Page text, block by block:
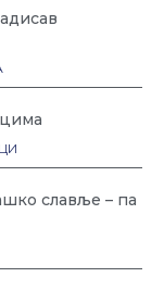
славље – па